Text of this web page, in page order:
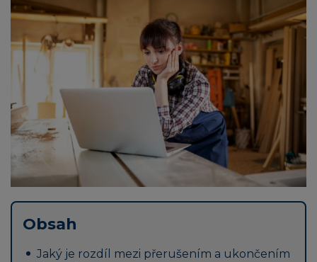
Obsah
Jaký je rozdíl mezi přerušením a ukončením